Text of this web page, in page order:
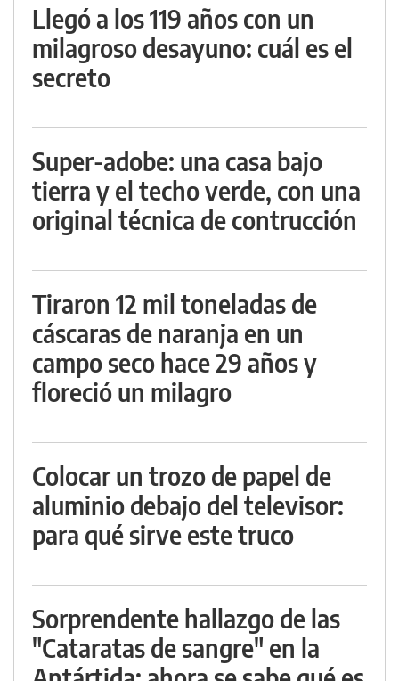
Llegó a los 119 años con un
milagroso desayuno: cuál es el
secreto
Super-adobe: una casa bajo
tierra y el techo verde, con una
original técnica de contrucción
Tiraron 12 mil toneladas de
cáscaras de naranja en un
campo seco hace 29 años y
floreció un milagro
Colocar un trozo de papel de
aluminio debajo del televisor:
para qué sirve este truco
Sorprendente hallazgo de las
"Cataratas de sangre" en la